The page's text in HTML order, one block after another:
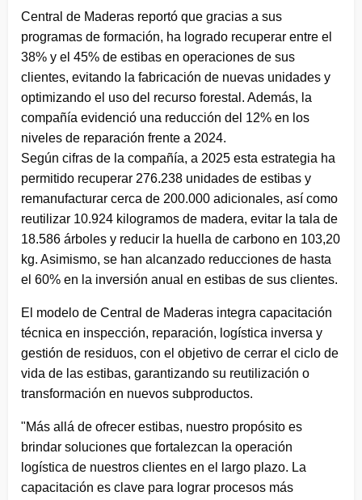
Central de Maderas reportó que gracias a sus
programas de formación, ha logrado recuperar entre el
38% y el 45% de estibas en operaciones de sus
clientes, evitando la fabricación de nuevas unidades y
optimizando el uso del recurso forestal. Además, la
compañía evidenció una reducción del 12% en los
niveles de reparación frente a 2024.
Según cifras de la compañía, a 2025 esta estrategia ha
permitido recuperar 276.238 unidades de estibas y
remanufacturar cerca de 200.000 adicionales, así como
reutilizar 10.924 kilogramos de madera, evitar la tala de
18.586 árboles y reducir la huella de carbono en 103,20
kg. Asimismo, se han alcanzado reducciones de hasta
el 60% en la inversión anual en estibas de sus clientes.
El modelo de Central de Maderas integra capacitación
técnica en inspección, reparación, logística inversa y
gestión de residuos, con el objetivo de cerrar el ciclo de
vida de las estibas, garantizando su reutilización o
transformación en nuevos subproductos.
"Más allá de ofrecer estibas, nuestro propósito es
brindar soluciones que fortalezcan la operación
logística de nuestros clientes en el largo plazo. La
capacitación es clave para lograr procesos más